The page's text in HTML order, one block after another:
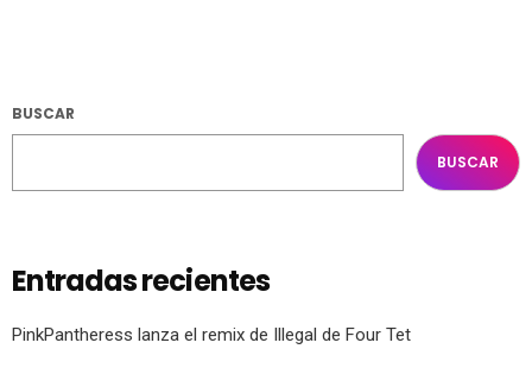
BUSCAR
BUSCAR
Entradas recientes
PinkPantheress lanza el remix de Illegal de Four Tet